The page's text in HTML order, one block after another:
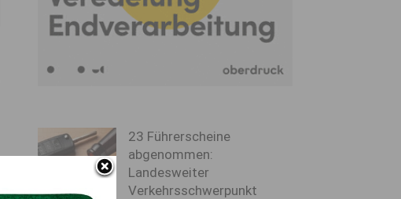
23 Führerscheine
abgenommen:
Landesweiter
Verkehrsschwerpunkt